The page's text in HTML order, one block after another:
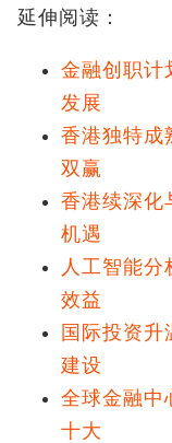
延伸阅读：
金融创职
发展
香港独特
双赢
香港续深
机遇
人工智能
效益
国际投资
建设
全球金融
十大